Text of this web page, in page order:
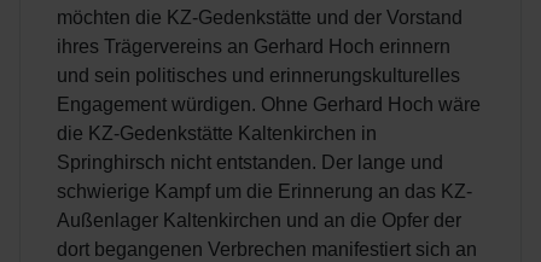
möchten die KZ-Gedenkstätte und der Vorstand
ihres Trägervereins an Gerhard Hoch erinnern
und sein politisches und erinnerungskulturelles
Engagement würdigen. Ohne Gerhard Hoch wäre
die KZ-Gedenkstätte Kaltenkirchen in
Springhirsch nicht entstanden. Der lange und
schwierige Kampf um die Erinnerung an das KZ-
Außenlager Kaltenkirchen und an die Opfer der
dort begangenen Verbrechen manifestiert sich an